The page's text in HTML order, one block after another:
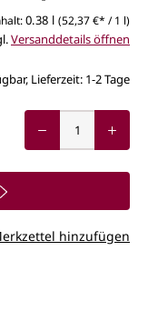
0.38 l (52,37 €* / 1 l)
Versanddetails öffnen
Lieferzeit: 1-2 Tage
hinzufügen